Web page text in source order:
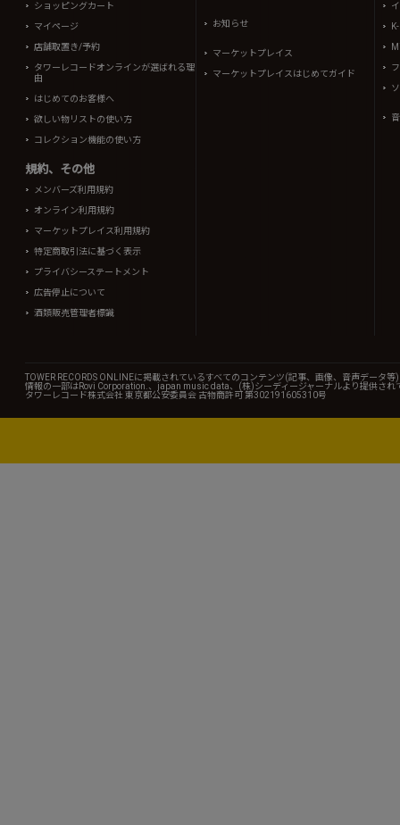
ショッピングカート
マイページ
店舗取置き/予約
タワーレコードオンラインが選ばれる理
由
はじめてのお客様へ
欲しい物リストの使い方
コレクション機能の使い方
規約、その他
メンバーズ利用規約
オンライン利用規約
マーケットプレイス利用規約
特定商取引法に基づく表示
プライバシーステートメント
広告停止について
酒類販売管理者標識
お知らせ
マーケットプレイス
マーケットプレイスはじめてガイド
TOWER RECORDS ONLINEに掲載されているすべてのコンテンツ(記事、画像、音声データ
情報の一部はRovi Corporation.、japan music data、(株)シーディージャーナルより提供され
タワーレコード株式会社 東京都公安委員会 古物商許可 第302191605310号